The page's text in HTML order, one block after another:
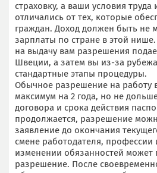
страховку, а ваши условия
отличались от тех, которые
граждан. Доход должен быть не
зарплаты по стране в этой
на выдачу вам разрешения
Швеции, а затем вы из-за
стандартные этапы процедуры.
Обычное разрешение на работу
максимум на 2 года, но не
договора и срока действия
продолжается, разрешение
заявление до окончания
смене работодателя, профессии
изменении обязанностей может
разрешение. После